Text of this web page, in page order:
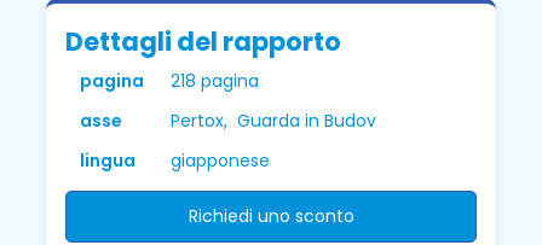
Dettagli del rapporto
pagina
218 pagina
asse
Pertox, Guarda in Budov
lingua
giapponese
Richiedi uno sconto